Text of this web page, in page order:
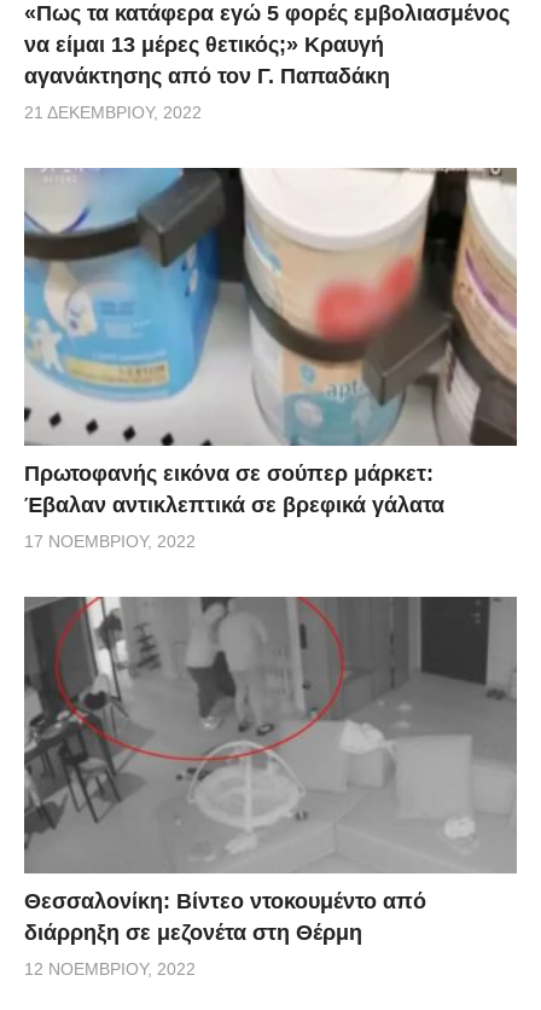
«Πως τα κατάφερα εγώ 5 φορές εμβoλιασμένος
να είμαι 13 μέρες θετικός;» Κραυγή
αγανάκτησης από τον Γ. Παπαδάκη
21 ΔΕΚΕΜΒΡΊΟΥ, 2022
Πρωτοφανής εικόνα σε σούπερ μάρκετ:
Έβαλαν αντικλεπτικά σε βρεφικά γάλατα
17 ΝΟΕΜΒΡΊΟΥ, 2022
Θεσσαλονίκη: Βίντεο ντοκουμέντο από
διάρρηξη σε μεζονέτα στη Θέρμη
12 ΝΟΕΜΒΡΊΟΥ, 2022